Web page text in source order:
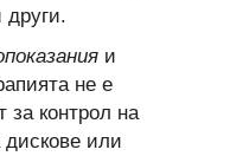
други.
и
не е
контрол на
дискове или